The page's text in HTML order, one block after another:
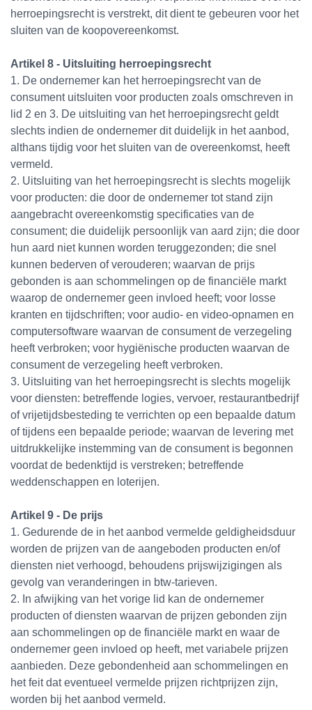
herroepingsrecht is verstrekt, dit dient te gebeuren voor het
sluiten van de koopovereenkomst.
Artikel 8 - Uitsluiting herroepingsrecht
1. De ondernemer kan het herroepingsrecht van de
consument uitsluiten voor producten zoals omschreven in
lid 2 en 3. De uitsluiting van het herroepingsrecht geldt
slechts indien de ondernemer dit duidelijk in het aanbod,
althans tijdig voor het sluiten van de overeenkomst, heeft
vermeld.
2. Uitsluiting van het herroepingsrecht is slechts mogelijk
voor producten: die door de ondernemer tot stand zijn
aangebracht overeenkomstig specificaties van de
consument; die duidelijk persoonlijk van aard zijn; die door
hun aard niet kunnen worden teruggezonden; die snel
kunnen bederven of verouderen; waarvan de prijs
gebonden is aan schommelingen op de financiële markt
waarop de ondernemer geen invloed heeft; voor losse
kranten en tijdschriften; voor audio- en video-opnamen en
computersoftware waarvan de consument de verzegeling
heeft verbroken; voor hygiënische producten waarvan de
consument de verzegeling heeft verbroken.
3. Uitsluiting van het herroepingsrecht is slechts mogelijk
voor diensten: betreffende logies, vervoer, restaurantbedrijf
of vrijetijdsbesteding te verrichten op een bepaalde datum
of tijdens een bepaalde periode; waarvan de levering met
uitdrukkelijke instemming van de consument is begonnen
voordat de bedenktijd is verstreken; betreffende
weddenschappen en loterijen.
Artikel 9 - De prijs
1. Gedurende de in het aanbod vermelde geldigheidsduur
worden de prijzen van de aangeboden producten en/of
diensten niet verhoogd, behoudens prijswijzigingen als
gevolg van veranderingen in btw-tarieven.
2. In afwijking van het vorige lid kan de ondernemer
producten of diensten waarvan de prijzen gebonden zijn
aan schommelingen op de financiële markt en waar de
ondernemer geen invloed op heeft, met variabele prijzen
aanbieden. Deze gebondenheid aan schommelingen en
het feit dat eventueel vermelde prijzen richtprijzen zijn,
worden bij het aanbod vermeld.